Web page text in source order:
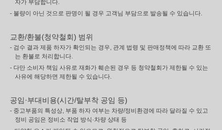
자가 부담합니다.
- 불량이 아닌 것으로 판명이 될 경우 고객님 부담으로 발송될 수 있습니다.
교환/환불(청약철회) 범위
- 검수 결과 제품 하자가 확인되는 경우, 관계 법령 및 판매정책에 따라 교환 또
는 환불로 처리합니다.
- 다만 소비자 책임 사유로 재화가 훼손된 경우 등 청약철회가 제한될 수 있는
사유에 해당하면 제한될 수 있습니다.
공임·부대비용(시간/탈부착 공임 등)
- 중고부품의 특성상, 부품 하자 여부는 차량/정비환경에 따라 달라질 수 있고
정비 공임은 정비소 작업 방식·차량 상태 등